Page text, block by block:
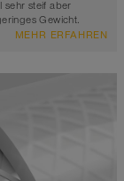
sehr steif aber
Gewicht.
MEHR ERFAHREN